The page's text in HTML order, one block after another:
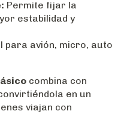
Permite fijar la
estabilidad y
para avión, micro, auto
combina con
en un
viajan con